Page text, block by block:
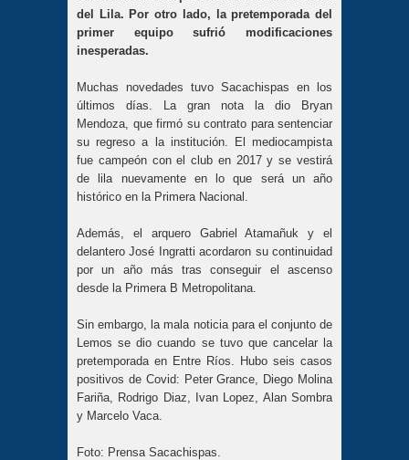
del Lila. Por otro lado, la pretemporada del
primer equipo sufrió modificaciones
inesperadas.
Muchas novedades tuvo Sacachispas en los
últimos días. La gran nota la dio Bryan
Mendoza, que firmó su contrato para sentenciar
su regreso a la institución. El mediocampista
fue campeón con el club en 2017 y se vestirá
de lila nuevamente en lo que será un año
histórico en la Primera Nacional.
Además, el arquero Gabriel Atamañuk y el
delantero José Ingratti acordaron su continuidad
por un año más tras conseguir el ascenso
desde la Primera B Metropolitana.
Sin embargo, la mala noticia para el conjunto de
Lemos se dio cuando se tuvo que cancelar la
pretemporada en Entre Ríos. Hubo seis casos
positivos de Covid: Peter Grance, Diego Molina
Fariña, Rodrigo Diaz, Ivan Lopez, Alan Sombra
y Marcelo Vaca.
Foto: Prensa Sacachispas.